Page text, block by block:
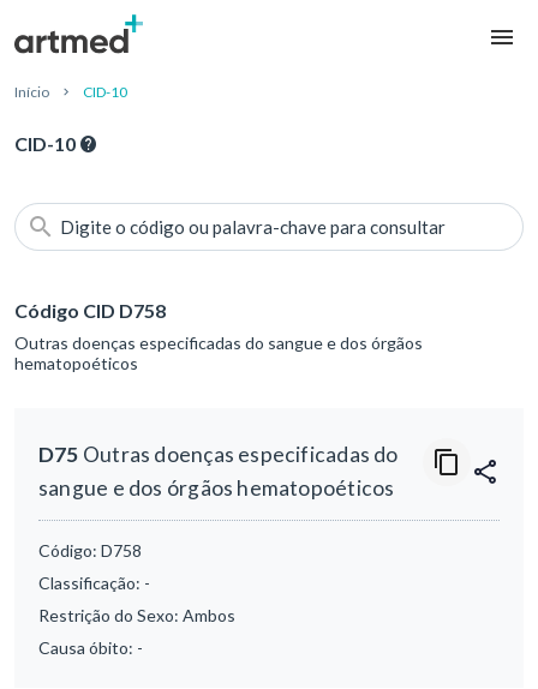
Início CID-10
CID-10
Digite o código ou palavra-chave para consultar
Código CID D758
Outras doenças especificadas do sangue e dos órgãos
hematopoéticos
D75 Outras doenças especificadas do
sangue e dos órgãos hematopoéticos
Código: D758
Classificação: -
Restrição do Sexo: Ambos
Causa óbito: -